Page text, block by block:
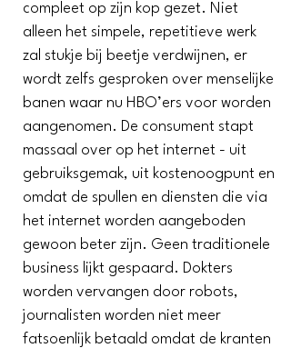
compl eet op zijn kop gezet. Niet
alleen het simpele, repetitieve werk
zal stukje bij beetje verdwijnen, er
wordt zelfs gesproken over menselijke
banen waar nu HBO’ers voor worden
aangenomen. De consument stapt
massaal over op het internet - uit
gebruiksgemak, uit kostenoogpunt en
omdat de spullen en diensten die via
het internet worden aangeboden
gewoon beter zijn. Geen traditionele
business lijkt gespaard. Dokters
worden vervangen door robots,
journalisten worden niet meer
fatsoenlijk betaald omdat de kranten